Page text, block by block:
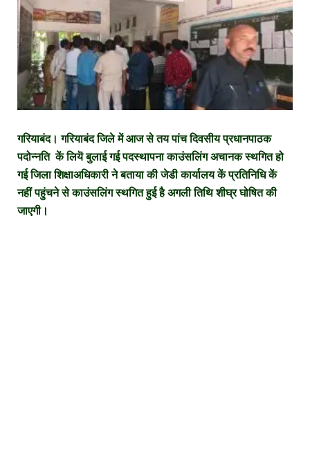
गरियाबंद। गरियाबंद जिले में आज से तय पांच दिवसीय प्रधानपाठक
पदोन्नति कें लियॆ बुलाई गई पदस्थापना काउंसलिंग अचानक स्थगित हो
गई जिला शिक्षाअधिकारी ने बताया की जेडी कार्यालय कें प्रतिनिधि कें
नहीं पहुंचने से काउंसलिंग स्थगित हुई है अगली तिथि शीघ्र घोषित की
जाएगी।